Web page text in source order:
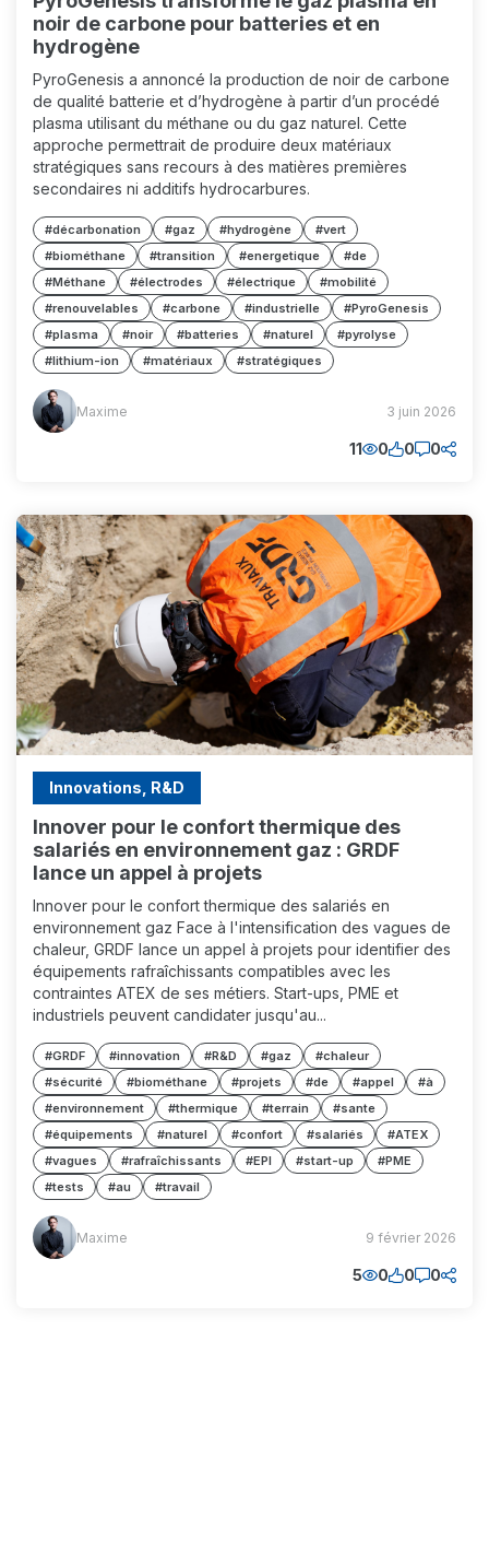
noir de carbone pour batteries et en
hydrogène
PyroGenesis a annoncé la production de noir de carbone
de qualité batterie et d’hydrogène à partir d’un procédé
plasma utilisant du méthane ou du gaz naturel. Cette
approche permettrait de produire deux matériaux
stratégiques sans recours à des matières premières
secondaires ni additifs hydrocarbures.
#décarbonation #gaz #hydrogène
#vert
#biométhane
#transition #energetique
#de
#Méthane
#électrodes #électrique
#mobilité
#renouvelables
#carbone #industrielle
#PyroGenesis
#plasma
#noir #batteries #naturel
#pyrolyse
#lithium-ion
#matériaux #stratégiques
Maxime
(MM) Maxime 3 juin 2026
11 0 0 0
Innovations, R&D
Innover pour le confort thermique des
salariés en environnement gaz : GRDF
lance un appel à projets
Innover pour le confort thermique des salariés en
environnement gaz Face à l'intensification des vagues de
chaleur, GRDF lance un appel à projets pour identifier des
équipements rafraîchissants compatibles avec les
contraintes ATEX de ses métiers. Start-ups, PME et
industriels peuvent candidater jusqu'au...
#GRDF #innovation #R&D #gaz
#chaleur
#sécurité
#biométhane #projets #de #appel
#à
#environnement
#thermique #terrain
#sante
#équipements
#naturel #confort #salariés
#ATEX
#vagues
#rafraîchissants #EPI #start-up
#PME
#tests
#au #travail
Maxime
(MM) Maxime 9 février 2026
5 0 0 0